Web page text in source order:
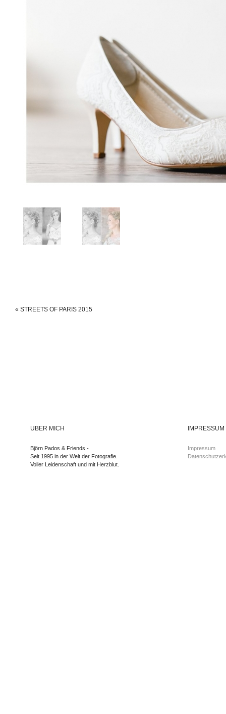
« STREETS OF PARIS 2015
ÜBER MICH
Björn Pados & Friends -
Seit 1995 in der Welt der Fotografie.
Voller Leidenschaft und mit Herzblut.
Impressum